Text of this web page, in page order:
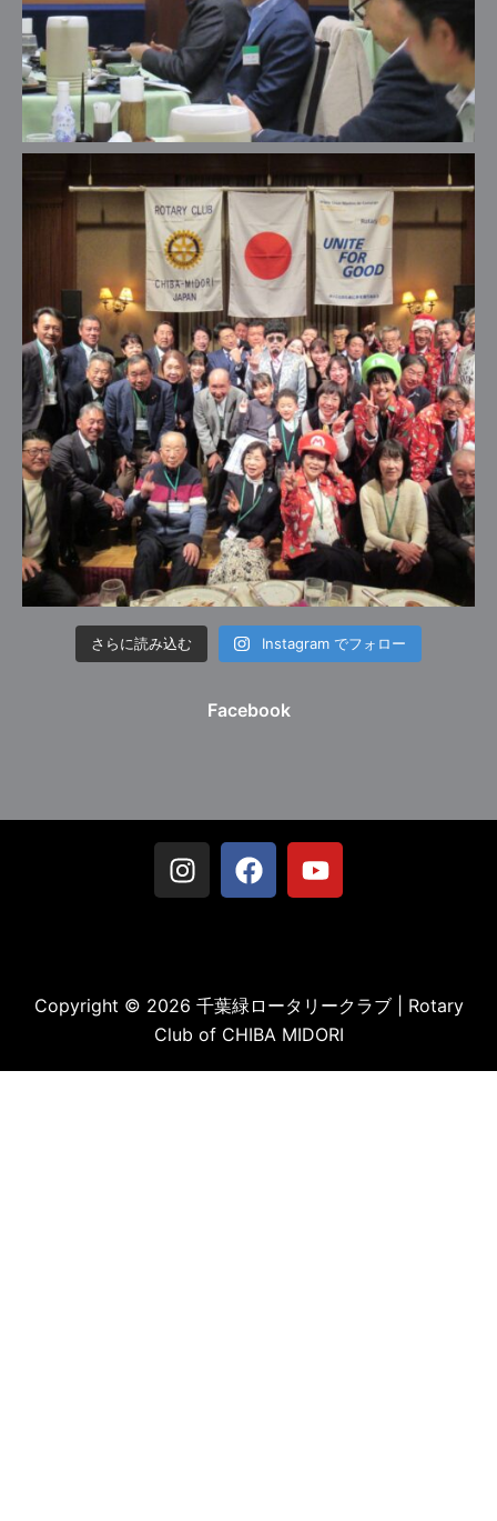
さらに読み込む Instagram でフォロー
Facebook
Copyright © 2026 千葉緑ロータリークラブ | Rotary
Club of CHIBA MIDORI